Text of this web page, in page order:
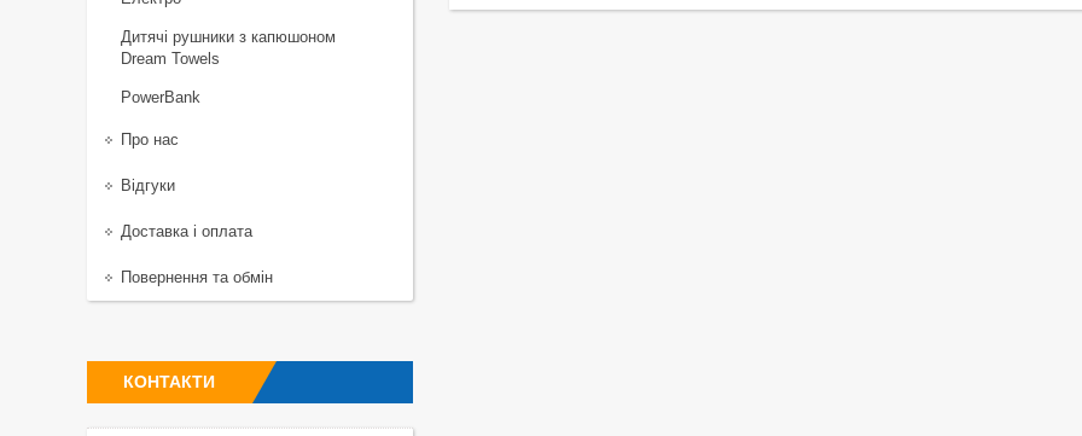
Дитячі рушники з капюшоном
Dream Towels
PowerBank
Про нас
Відгуки
Доставка і оплата
Повернення та обмін
КОНТАКТИ